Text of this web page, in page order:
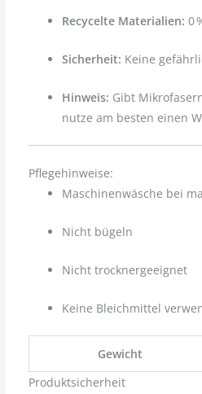
Recycelte Materialien: 0
Sicherheit: Keine
Hinweis: Gibt
nutze am besten einen
Pflegehinweise:
Maschinenwäsche bei
Nicht bügeln
Nicht trocknergeeignet
Keine Bleichmittel
Gewicht
Produktsicherheit